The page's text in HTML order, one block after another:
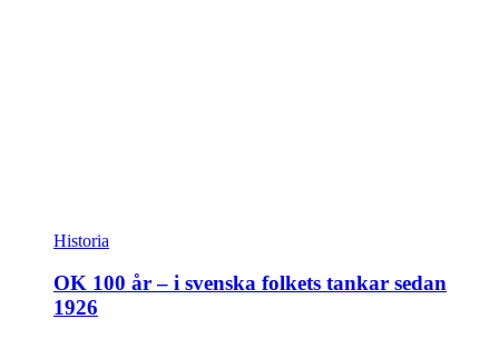
Historia
OK 100 år – i svenska folkets tankar sedan
1926